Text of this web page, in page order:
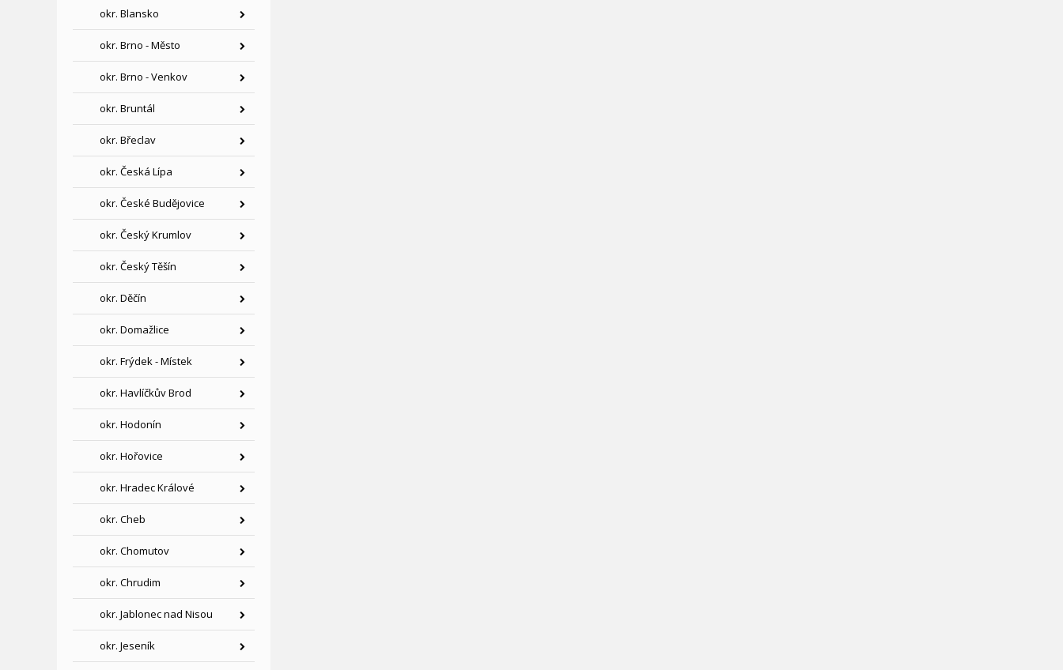
okr. Blansko
okr. Brno - Město
okr. Brno - Venkov
okr. Bruntál
okr. Břeclav
okr. Česká Lípa
okr. České Budějovice
okr. Český Krumlov
okr. Český Těšín
okr. Děčín
okr. Domažlice
okr. Frýdek - Místek
okr. Havlíčkův Brod
okr. Hodonín
okr. Hořovice
okr. Hradec Králové
okr. Cheb
okr. Chomutov
okr. Chrudim
okr. Jablonec nad Nisou
okr. Jeseník